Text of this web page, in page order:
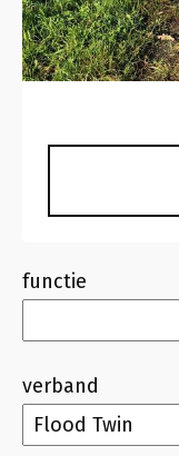
functie
verband